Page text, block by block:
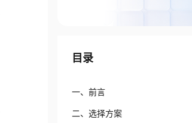
目录
一、前言
二、选择方案